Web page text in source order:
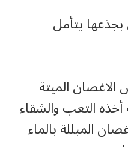
يتأمل
الميتة
أخذه التعب والشقاء
المبللة بالماء